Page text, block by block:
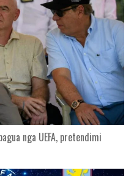
nga UEFA, pretendimi